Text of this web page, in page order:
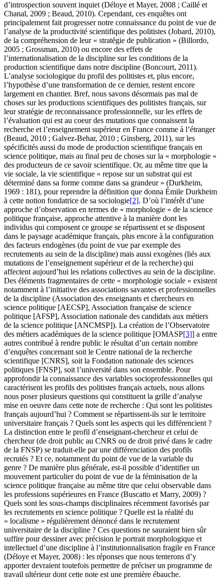
d’introspection souvent inquiet (Déloye et Mayer, 2008 ; Caillé et
Chanal, 2009 ; Beaud, 2010). Cependant, ces enquêtes ont
principalement fait progresser notre connaissance du point de vue de
l’analyse de la productivité scientifique des politistes (Jobard, 2010),
de la compréhension de leur « stratégie de publication » (Billordo,
2005 ; Grossman, 2010) ou encore des effets de
l’internationalisation de la discipline sur les conditions de la
production scientifique dans notre discipline (Boncourt, 2011).
L’analyse sociologique du profil des politistes et, plus encore,
l’hypothèse d’une transformation de ce dernier, restent encore
largement en chantier. Bref, nous savons désormais pas mal de
choses sur les productions scientifiques des politistes français, sur
leur stratégie de reconnaissance professionnelle, sur les effets de
l’évaluation qui est au coeur des mutations que connaissent la
recherche et l’enseignement supérieur en France comme à l’étranger
(Beaud, 2010 ; Galvez-Behar, 2010 ; Ginsberg, 2011), sur les
spécificités aussi du mode de production scientifique français en
science politique, mais au final peu de choses sur la « morphologie »
des producteurs de ce savoir scientifique. Or, au même titre que la
vie sociale, la vie scientifique « repose sur un substrat qui est
déterminé dans sa forme comme dans sa grandeur » (Durkheim,
1969 : 181), pour reprendre la définition que donna Émile Durkheim
à cette notion fondatrice de sa sociologie[2]. D’où l’intérêt d’une
approche d’observation en termes de « morphologie » de la science
politique française, approche attentive à la manière dont les
individus qui composent ce groupe se répartissent et se disposent
dans le paysage académique français, plus encore à la configuration
des facteurs endogènes (du point de vue par exemple des
recrutements au sein de la discipline) mais aussi exogènes (liés aux
mutations de l’enseignement supérieur et de la recherche) qui
affectent aujourd’hui les relations collectives au sein de la discipline.
Des éléments fragmentaires de cette « morphologie sociale » existent
notamment à l’initiative des associations savantes et professionnelles
de la discipline (Association des enseignants et chercheurs en
science politique [AECSP], Association française de science
politique [AFSP], Association nationale des candidats aux métiers
de la science politique [ANCMSP]). La création de l’Observatoire
des métiers académiques de la science politique [OMASP[3]] a entre
autres contribué à rendre public le résultat d’un certain nombre
d’enquêtes concernant soit le Centre national de la recherche
scientifique [CNRS], soit la Fondation nationale des sciences
politiques [FNSP], soit l’université dans son ensemble. Pour
approfondir la connaissance des variables socioprofessionnelles qui
caractérisent les profils des politistes français actuels, nous allons
nous poser plusieurs questions qui constituent la grille d’analyse
mise en oeuvre dans cette note de recherche : Qui sont les politistes
français aujourd’hui ? Comment se répartissent-ils sur le territoire
universitaire français ? Quels sont les aspects qui les différencient ?
La distinction entre le profil d’enseignant-chercheur et celui de
chercheur (de droit public au CNRS ou de droit privé dans le cadre
de la FNSP) se traduit-elle par une différenciation des profils
recrutés ? Et ce, notamment du point de vue de la variable du
genre ? De manière plus générale, est-il possible d’identifier un
mouvement particulier du point de vue de la féminisation de la
science politique française au même titre que celui observable dans
les professions supérieures en France (Buscatto et Marry, 2009) ?
Quels sont les sous-champs disciplinaires récemment favorisés par
les recrutements en science politique ? Quelle est la réalité du
« localisme » régulièrement dénoncé dans le recrutement
universitaire de la discipline ? Ces questions ne sauraient bien sûr
suffire pour dessiner avec précision le portrait morphologique et
intellectuel d’une discipline à l’institutionnalisation fragile en France
(Déloye et Mayer, 2008) : les réponses que nous tenterons d’y
apporter devraient toutefois permettre de préciser un programme de
travail ultérieur dont cette note est une première ébauche.